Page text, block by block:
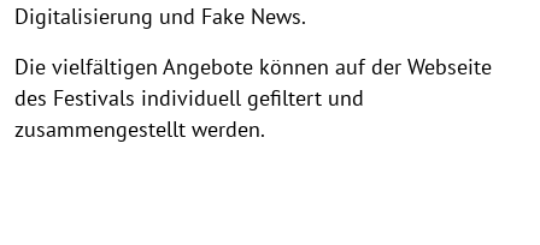
Digitalisierung und Fake News.
Die vielfältigen Angebote können auf der Webseite
des Festivals individuell gefiltert und
zusammengestellt werden.